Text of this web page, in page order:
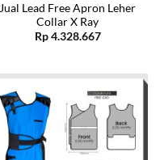
Jual Lead Free Apron Leher
Collar X Ray
Rp4.328.667